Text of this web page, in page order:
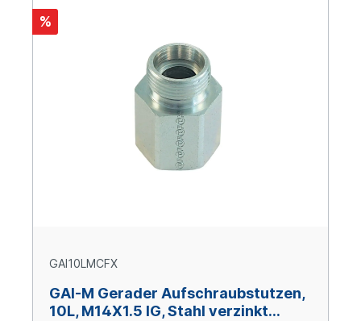
%
GAI10LMCFX
GAI-M Gerader Aufschraubstutzen,
10L, M14X1.5 IG, Stahl verzinkt